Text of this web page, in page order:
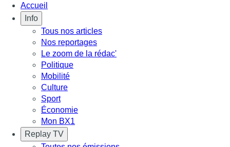
Accueil
Info
Tous nos articles
Nos reportages
Le zoom de la rédac'
Politique
Mobilité
Culture
Sport
Économie
Mon BX1
Replay TV